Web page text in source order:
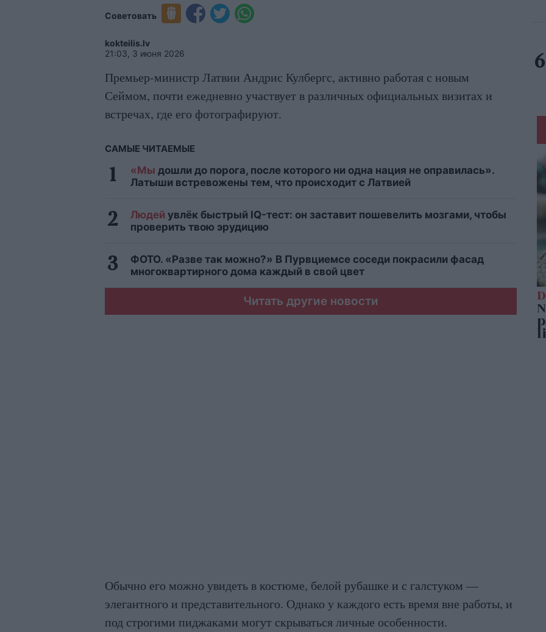
Советовать
kokteilis.lv
21:03, 3 июня 2026
Премьер-министр Латвии Андрис Кулбергс, активно работая с новым
Сеймом, почти ежедневно участвует в различных официальных визитах и
встречах, где его фотографируют.
САМЫЕ ЧИТАЕМЫЕ
«Мы дошли до порога, после которого ни одна нация не оправилась».
Латыши встревожены тем, что происходит с Латвией
Людей увлёк быстрый IQ-тест: он заставит пошевелить мозгами, чтобы
проверить твою эрудицию
ФОТО. «Разве так можно?» В Пурвциемсе соседи покрасили фасад
многоквартирного дома каждый в свой цвет
Читать другие новости
Обычно его можно увидеть в костюме, белой рубашке и с галстуком —
элегантного и представительного. Однако у каждого есть время вне работы, и
под строгими пиджаками могут скрываться личные особенности.